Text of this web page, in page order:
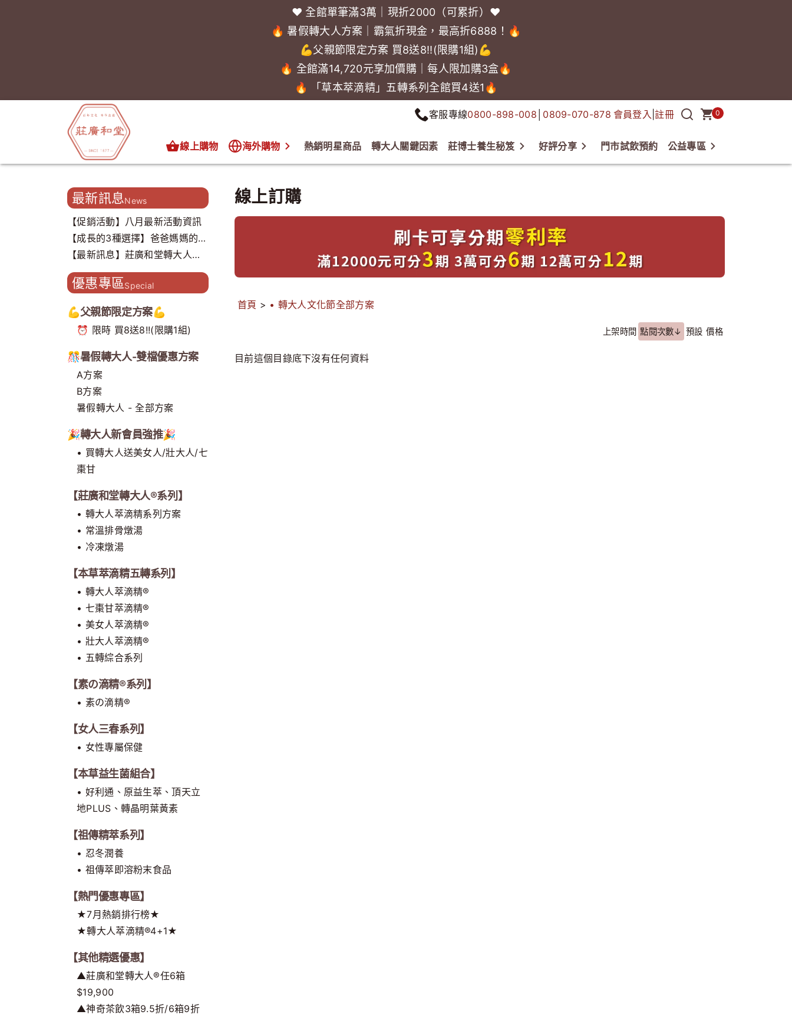
❤️ 全館單筆滿3萬｜現折2000（可累折）❤️
🔥 暑假轉大人方案｜霸氣折現金，最高折6888！🔥
💪父親節限定方案 買8送8!!(限購1組)💪
🔥 全館滿14,720元享加價購｜每人限加購3盒🔥
🔥 「草本萃滴精」五轉系列全館買4送1🔥
客服專線0800-898-008 0809-070-878 會員登入 |註冊 0
線上購物 海外購物 熱銷明星商品 轉大人關鍵因素 莊博士養生秘笈 好評分享 門市試飲預約 公益專區
最新訊息News
【促銷活動】八月最新活動資訊
【成長的3種選擇】爸爸媽媽的心
聲，我們都聽到了..
【最新訊息】莊廣和堂轉大人打
造主題門市 開創補養新型態
優惠專區Special
💪父親節限定方案💪
⏰ 限時 買8送8!!(限購1組)
🎊暑假轉大人-雙檔優惠方案
A方案
B方案
暑假轉大人 - 全部方案
🎉轉大人新會員強推🎉
• 買轉大人送美女人/壯大人/七
棗甘
【莊廣和堂轉大人®系列】
• 轉大人萃滴精系列方案
• 常溫排骨燉湯
• 冷凍燉湯
【本草萃滴精五轉系列】
• 轉大人萃滴精®
• 七棗甘萃滴精®
• 美女人萃滴精®
• 壯大人萃滴精®
• 五轉綜合系列
【素の滴精®系列】
• 素の滴精®
【女人三春系列】
• 女性專屬保健
【本草益生菌組合】
• 好利通、原益生萃、頂天立
地PLUS、轉晶明葉黃素
【祖傳精萃系列】
• 忍冬潤養
• 祖傳萃即溶粉末食品
【熱門優惠專區】
★7月熱銷排行榜★
★轉大人萃滴精®4+1★
【其他精選優惠】
▲莊廣和堂轉大人®任6箱
$19,900
▲神奇茶飲3箱9.5折/6箱9折
線上訂購
首頁 > • 轉大人文化節全部方案
上架時間 點閱次數↓ 預設 價格
目前這個目錄底下沒有任何資料